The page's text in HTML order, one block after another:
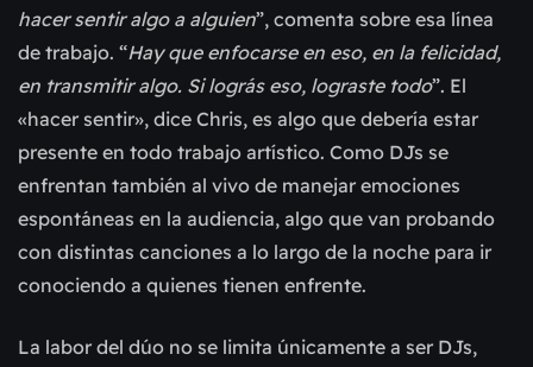
hacer sentir algo a alguien”, comenta sobre esa línea
de trabajo. “Hay que enfocarse en eso, en la felicidad,
en transmitir algo. Si lográs eso, lograste todo”. El
«hacer sentir», dice Chris, es algo que debería estar
presente en todo trabajo artístico. Como DJs se
enfrentan también al vivo de manejar emociones
espontáneas en la audiencia, algo que van probando
con distintas canciones a lo largo de la noche para ir
conociendo a quienes tienen enfrente.
La labor del dúo no se limita únicamente a ser DJs,